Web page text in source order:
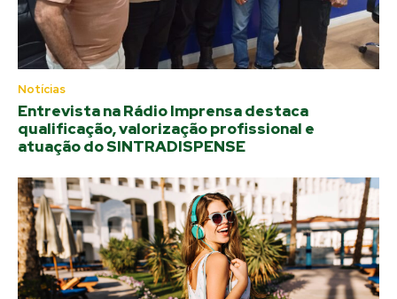
Notícias
Entrevista na Rádio Imprensa destaca
qualificação, valorização profissional e
atuação do SINTRADISPENSE